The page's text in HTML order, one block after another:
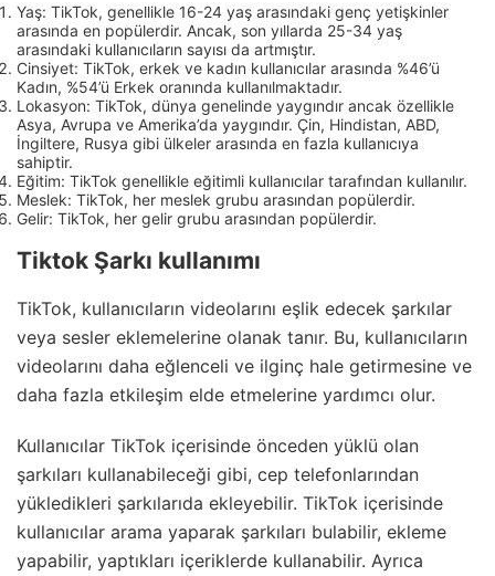
Yaş: TikTok, genellikle 16-24 yaş arasındaki genç yetişkinler
arasında en popülerdir. Ancak, son yıllarda 25-34 yaş
arasındaki kullanıcıların sayısı da artmıştır.
Cinsiyet: TikTok, erkek ve kadın kullanıcılar arasında %46’ü
Kadın, %54’ü Erkek oranında kullanılmaktadır.
Lokasyon: TikTok, dünya genelinde yaygındır ancak özellikle
Asya, Avrupa ve Amerika’da yaygındır. Çin, Hindistan, ABD,
İngiltere, Rusya gibi ülkeler arasında en fazla kullanıcıya
sahiptir.
Eğitim: TikTok genellikle eğitimli kullanıcılar tarafından kullanılır.
Meslek: TikTok, her meslek grubu arasından popülerdir.
Gelir: TikTok, her gelir grubu arasından popülerdir.
Tiktok Şarkı kullanımı
TikTok, kullanıcıların videolarını eşlik edecek şarkılar
veya sesler eklemelerine olanak tanır. Bu, kullanıcıların
videolarını daha eğlenceli ve ilginç hale getirmesine ve
daha fazla etkileşim elde etmelerine yardımcı olur.
Kullanıcılar TikTok içerisinde önceden yüklü olan
şarkıları kullanabileceği gibi, cep telefonlarından
yükledikleri şarkılarıda ekleyebilir. TikTok içerisinde
kullanıcılar arama yaparak şarkıları bulabilir, ekleme
yapabilir, yaptıkları içeriklerde kullanabilir. Ayrıca